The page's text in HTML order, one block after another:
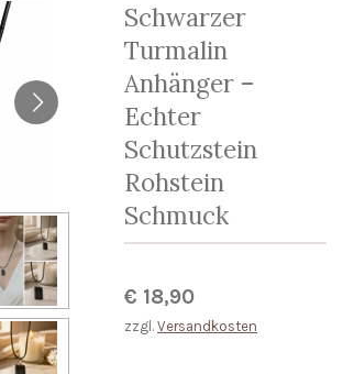
Schwarzer
Turmalin
Anhänger –
Echter
Schutzstein
Rohstein
Schmuck
€ 18,90
zzgl. Versandkosten